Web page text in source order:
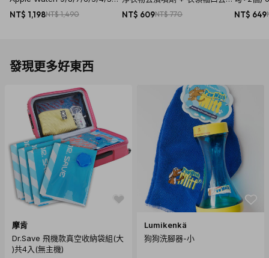
一體成形軍規錶帶 - 44/45mm(
8色)
NT$ 1,198NT$ 1,490
預潔劑 + 超潔淨去漬筆
NT$ 609NT$ 770
NT$ 649
發現更多好東西
摩肯
Dr.Save 飛機款真空收納袋組(大
)共4入(無主機)
Lumikenkä
狗狗洗腳器-小